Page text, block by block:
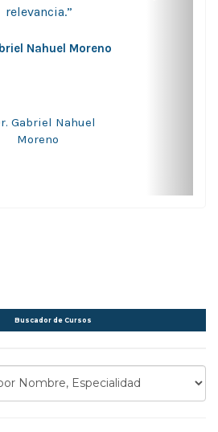
relevancia.”
Nahuel Moreno
Buscador de Cursos